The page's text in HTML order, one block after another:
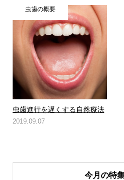
虫歯の概要
虫歯進行を遅くする自然療法
2019.09.07
今月の特